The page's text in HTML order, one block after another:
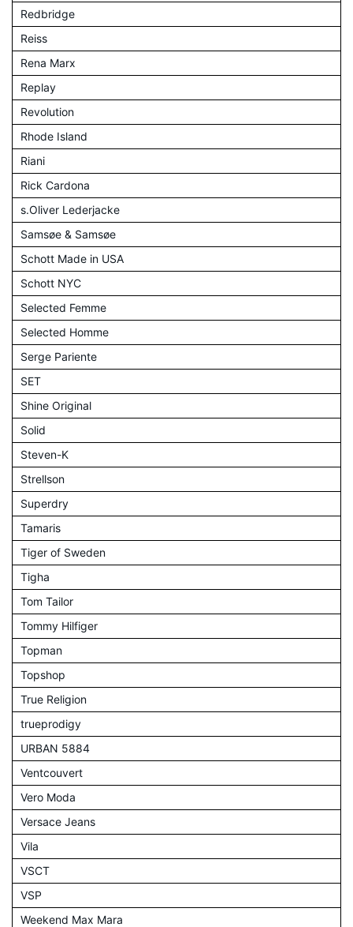
Redbridge
Reiss
Rena Marx
Replay
Revolution
Rhode Island
Riani
Rick Cardona
s.Oliver Lederjacke
Samsøe & Samsøe
Schott Made in USA
Schott NYC
Selected Femme
Selected Homme
Serge Pariente
SET
Shine Original
Solid
Steven-K
Strellson
Superdry
Tamaris
Tiger of Sweden
Tigha
Tom Tailor
Tommy Hilfiger
Topman
Topshop
True Religion
trueprodigy
URBAN 5884
Ventcouvert
Vero Moda
Versace Jeans
Vila
VSCT
VSP
Weekend Max Mara